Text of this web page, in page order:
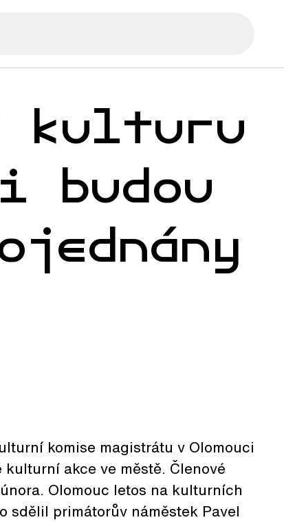
kulturu
budou
komise magistrátu v Olomouci
akce ve městě. Členové
Olomouc letos na kulturních
sdělil primátorův náměstek Pavel